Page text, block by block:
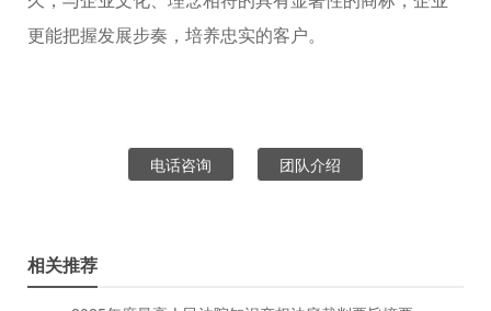
更能把握发展步奏，培养忠实的客户。
电话咨询 团队介绍
相关推荐